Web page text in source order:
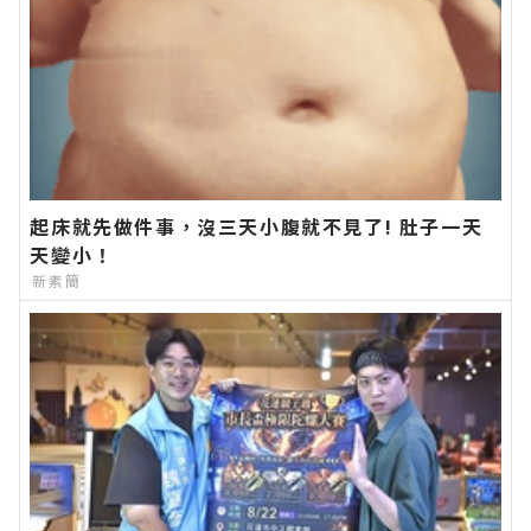
起床就先做件事，沒三天小腹就不見了! 肚子一天
天變小！
新素簡